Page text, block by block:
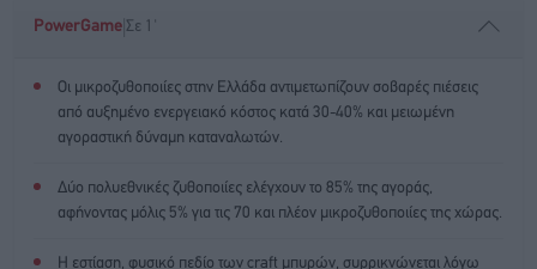
PowerGame Σε 1'
Οι μικροζυθοποιίες στην Ελλάδα αντιμετωπίζουν σοβαρές πιέσεις
από αυξημένο ενεργειακό κόστος κατά 30-40% και μειωμένη
αγοραστική δύναμη καταναλωτών.
Δύο πολυεθνικές ζυθοποιίες ελέγχουν το 85% της αγοράς,
αφήνοντας μόλις 5% για τις 70 και πλέον μικροζυθοποιίες της χώρας.
Η εστίαση, φυσικό πεδίο των craft μπυρών, συρρικνώνεται λόγω